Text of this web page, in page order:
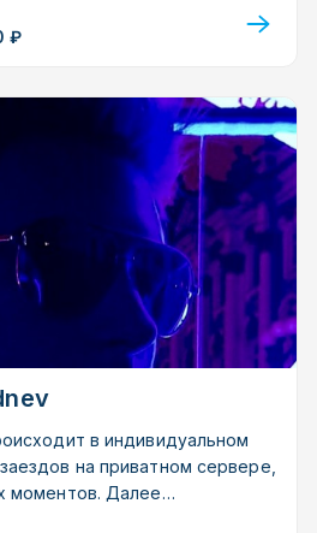
₽
в индивидуальном
на приватном сервере,
моментов. Далее